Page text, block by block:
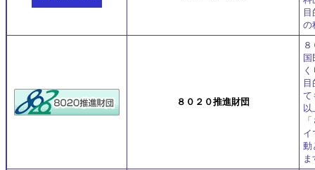
の
８０２０推進財団
て
イ
動
ま